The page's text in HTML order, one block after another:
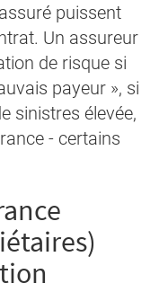
puissent
Un assureur
de risque si
payeur », si
sinistres élevée,
- certains